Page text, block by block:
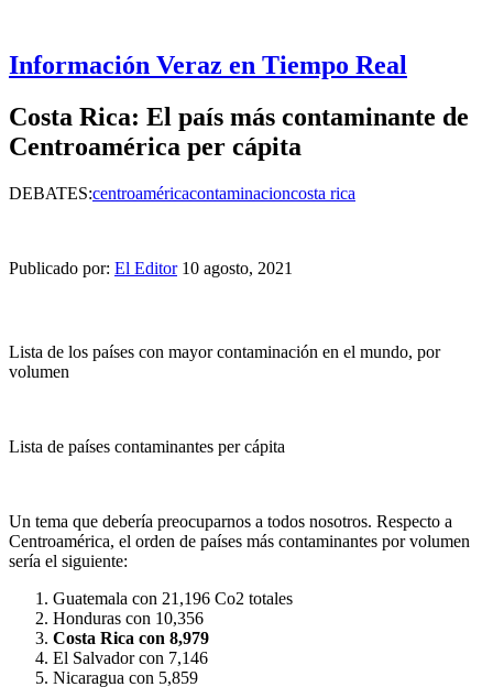
Información Veraz en Tiempo Real
Costa Rica: El país más contaminante de
Centroamérica per cápita
DEBATES:centroaméricacontaminacioncosta rica
Publicado por: El Editor 10 agosto, 2021
Lista de los países con mayor contaminación en el mundo, por
volumen
Lista de países contaminantes per cápita
Un tema que debería preocuparnos a todos nosotros. Respecto a
Centroamérica, el orden de países más contaminantes por volumen
sería el siguiente:
Guatemala con 21,196 Co2 totales
Honduras con 10,356
Costa Rica con 8,979
El Salvador con 7,146
Nicaragua con 5,859